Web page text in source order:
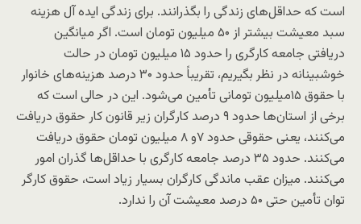
است که حداقل‌های زندگی را بگذرانند. برای زندگی ایده آل هزینه
سبد معیشت بیشتر از ۵۰ میلیون تومان است. اگر میانگین
دریافتی جامعه کارگری را حدود ۱۵ میلیون تومان در حالت
خوشبینانه در نظر بگیریم، تقریباً حدود ۳۰ درصد هزینه‌های خانوار
با حقوق ۱۵میلیون تومانی تأمین می‌شود. این در حالی است که
برخی از استان‌ها حدود ۹ درصد کارگران زیر قانون کار حقوق دریافت
می‌کنند، یعنی حقوقی حدود ۷و ۸ میلیون تومان حقوق دریافت
می‌کنند. حدود ۳۵ درصد جامعه کارگری با حداقل‌ها گذران امور
می‌کنند. میزان عقب ماندگی کارگران بسیار زیاد است، حقوق کارگر
توان تأمین حتی ۵۰ درصد معیشت آن را ندارد.